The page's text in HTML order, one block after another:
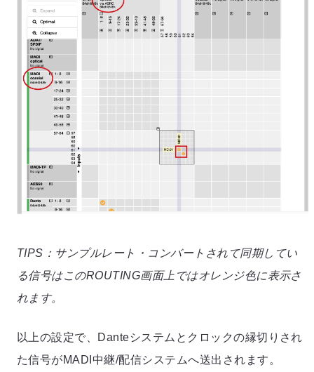
TIPS：サンプルレート・コンバートされて同期してい
る信号はこのROUTING画面上ではオレンジ色に表示さ
れます。
以上の設定で、Danteシステムとクロックの縁切りされ
た信号がMADI中継/配信システムへ送出されます。